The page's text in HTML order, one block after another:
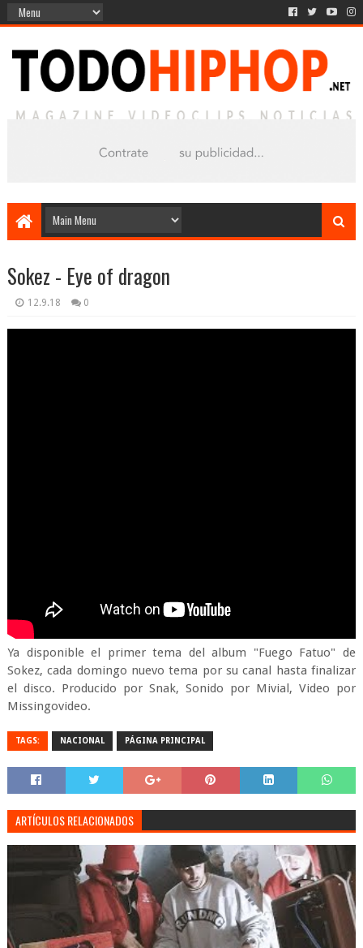
Sokez - Eye of dragon
12.9.18 0
Ya disponible el primer tema del album "Fuego Fatuo" de
Sokez, cada domingo nuevo tema por su canal hasta finalizar
el disco. Producido por Snak, Sonido por Mivial, Video por
Missingovideo.
TAGS: NACIONAL PÁGINA PRINCIPAL
ARTÍCULOS RELACIONADOS